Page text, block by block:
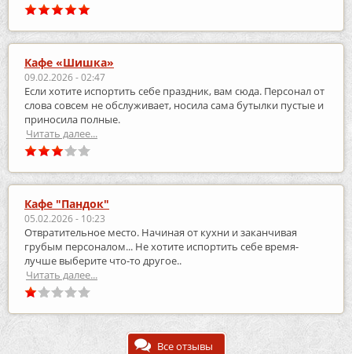
Кафе «Шишка»
09.02.2026 - 02:47
Если хотите испортить себе праздник, вам сюда. Персонал от
слова совсем не обслуживает, носила сама бутылки пустые и
приносила полные.
Читать далее...
Кафе "Пандок"
05.02.2026 - 10:23
Отвратительное место. Начиная от кухни и заканчивая
грубым персоналом... Не хотите испортить себе время-
лучше выберите что-то другое..
Читать далее...
Все отзывы